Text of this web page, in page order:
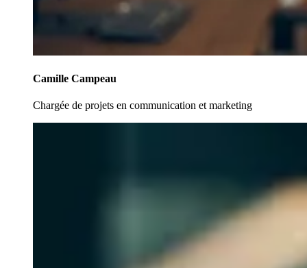
Camille Campeau
Chargée de projets en communication et marketing